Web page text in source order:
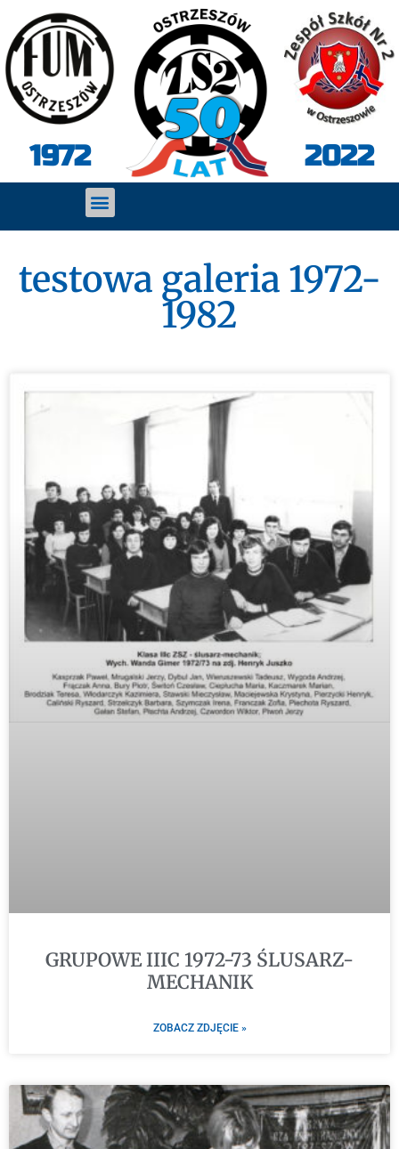
1972 2022
testowa galeria 1972-
1982
GRUPOWE IIIC 1972-73 ŚLUSARZ-
MECHANIK
ZOBACZ ZDJĘCIE »